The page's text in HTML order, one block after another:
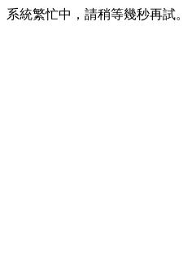
系統繁忙中，請稍等幾秒再試。